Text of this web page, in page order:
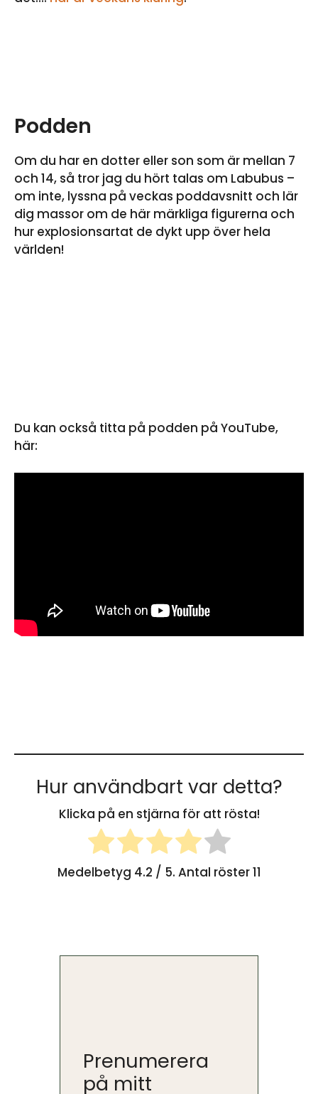
Podden
Om du har en dotter eller son som är mellan 7
och 14, så tror jag du hört talas om Labubus –
om inte, lyssna på veckas poddavsnitt och lär
dig massor om de här märkliga figurerna och
hur explosionsartat de dykt upp över hela
världen!
Du kan också titta på podden på YouTube,
här:
Hur användbart var detta?
Klicka på en stjärna för att rösta!
Medelbetyg 4.2 / 5. Antal röster11
Prenumerera
på mitt